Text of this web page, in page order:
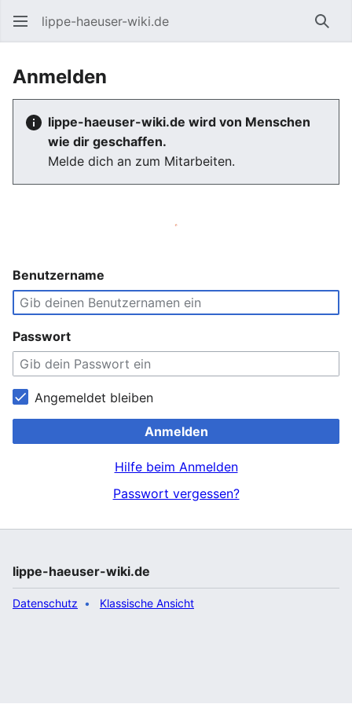
lippe-haeuser-wiki.de
Anmelden
lippe-haeuser-wiki.de wird von Menschen
wie dir geschaffen.
Melde dich an zum Mitarbeiten.
Benutzername
Passwort
Angemeldet bleiben
Anmelden
Hilfe beim Anmelden
Passwort vergessen?
lippe-haeuser-wiki.de
Datenschutz Klassische Ansicht